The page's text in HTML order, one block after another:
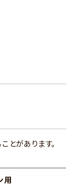
とがあります。
用